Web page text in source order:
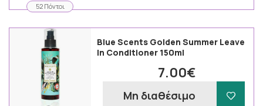
52 Πόντοι
Blue Scents Golden Summer Leave
In Conditioner 150ml
7.00€
Μη διαθέσιμο